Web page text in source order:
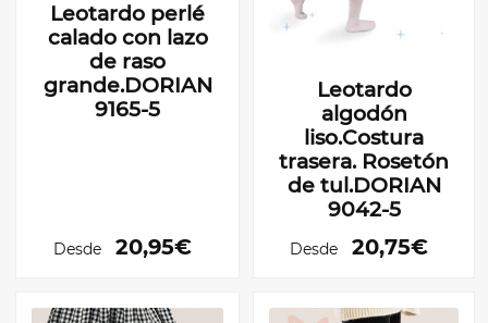
Leotardo perlé
calado con lazo
de raso
grande.DORIAN
9165-5
Desde 20,95€
Leotardo
algodón
liso.Costura
trasera. Rosetón
de tul.DORIAN
9042-5
Desde 20,75€